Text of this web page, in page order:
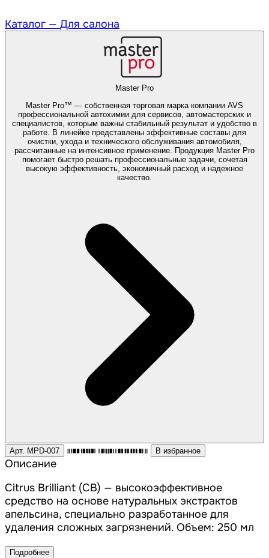
Каталог — Для салона
Master Pro
Master Pro™ — собственная торговая марка компании AVS
профессиональной автохимии для сервисов, автомастерских и
специалистов, которым важны стабильный результат и удобство в
работе. В линейке представлены эффективные составы для
очистки, ухода и технического обслуживания автомобиля,
рассчитанные на интенсивное применение. Продукция Master Pro
помогает быстро решать профессиональные задачи, сочетая
высокую эффективность, экономичный расход и надежное
качество.
Арт. MPD-007 В избранное
Описание
Citrus Brilliant (CB) — высокоэффективное
средство на основе натуральных экстрактов
апельсина, специально разработанное для
удаления сложных загрязнений. Объем: 250 мл
Подробнее